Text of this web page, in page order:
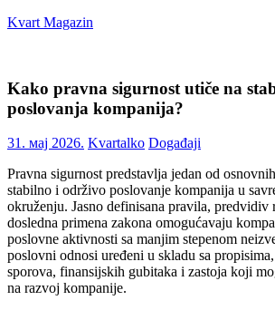
Skip
Kvart Magazin
click
vas!
Kako pravna sigurnost utiče na
poslovanja kompanija?
31. мај 2026. Kvartalko Događaji
Pravna sigurnost predstavlja jedan od
stabilno i održivo poslovanje kompanija u
okruženju. Jasno definisana pravila,
dosledna primena zakona omogućavaju
poslovne aktivnosti sa manjim stepenom
poslovni odnosi uređeni u skladu sa
sporova, finansijskih gubitaka i zastoja koji
na razvoj kompanije.